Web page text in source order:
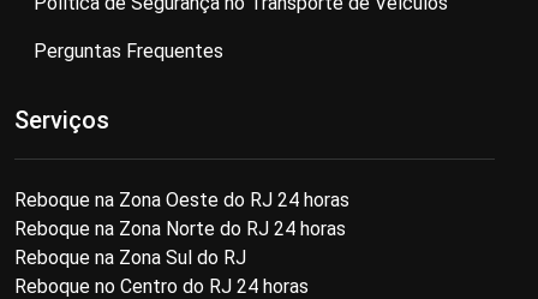
Perguntas Frequentes
Serviços
Reboque na Zona Oeste do RJ 24 horas
Reboque na Zona Norte do RJ 24 horas
Reboque na Zona Sul do RJ
Reboque no Centro do RJ 24 horas